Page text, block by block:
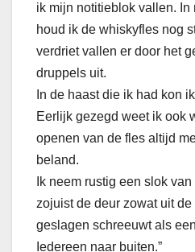
ik mijn notitieblok vallen. In
houd ik de whiskyfles nog
verdriet vallen er door het
druppels uit.
In de haast die ik had kon
Eerlijk gezegd weet ik ook
openen van de fles altijd
beland.
Ik neem rustig een slok
zojuist de deur zowat uit
geslagen schreeuwt als
Iedereen naar buiten.”